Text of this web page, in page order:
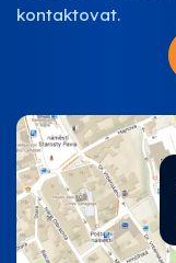
kontaktovat.